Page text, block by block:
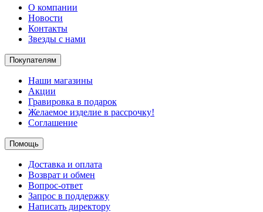
О компании
Новости
Контакты
Звезды с нами
Покупателям
Наши магазины
Акции
Гравировка в подарок
Желаемое изделие в рассрочку!
Соглашение
Помощь
Доставка и оплата
Возврат и обмен
Вопрос-ответ
Запрос в поддержку
Написать директору